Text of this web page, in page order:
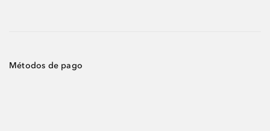
Métodos de pago